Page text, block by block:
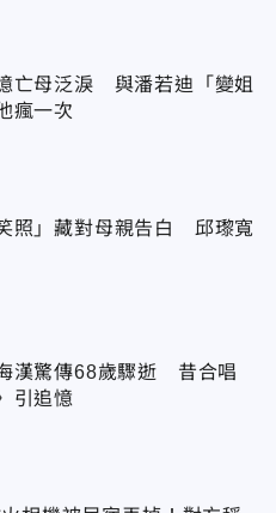
亡母泛淚 與潘若迪「變姐
瘋一次
照」藏對母親告白 邱瓈寬
漢驚傳68歲驟逝 昔合唱
引追憶